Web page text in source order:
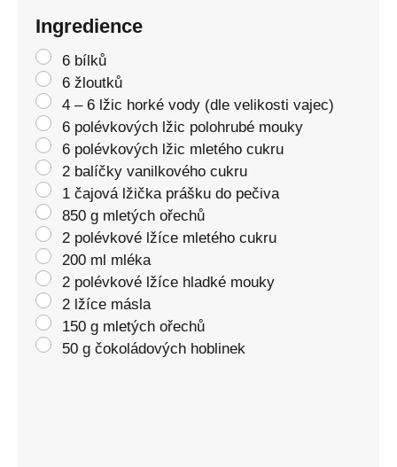
Ingredience
6 bílků
6 žloutků
4 – 6 lžic horké vody (dle velikosti vajec)
6 polévkových lžic polohrubé mouky
6 polévkových lžic mletého cukru
2 balíčky vanilkového cukru
1 čajová lžička prášku do pečiva
850 g mletých ořechů
2 polévkové lžíce mletého cukru
200 ml mléka
2 polévkové lžíce hladké mouky
2 lžíce másla
150 g mletých ořechů
50 g čokoládových hoblinek